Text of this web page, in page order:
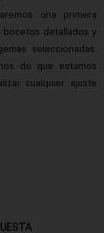
una primera
bocetos detallados y
seleccionadas.
de que estamos
cualquier ajuste